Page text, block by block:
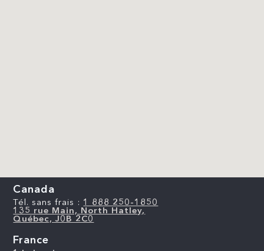
Canada
Tél. sans frais : 1 888 250-1850
135 rue Main, North Hatley,
Québec, J0B 2C0
France